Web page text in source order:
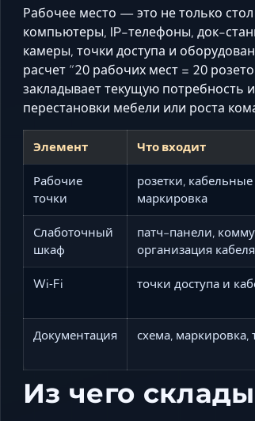
Рабочее место — это не только
компьютеры, IP-телефоны, док-
камеры, точки доступа и
расчет “20 рабочих мест = 20
закладывает текущую
перестановки мебели или роста
Элемент Что входит
Рабочие
точки
розетки,
маркировка
Слаботочный
шкаф
патч-панели,
организация кабеля
Wi‑Fi точки доступа и
Документация схема, маркировка,
Из чего